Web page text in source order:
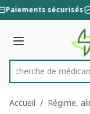
Aller au contenu
1 de 1
Paiements sécurisés
Menu
Rechercher
Recherche de
Accueil / Régime,